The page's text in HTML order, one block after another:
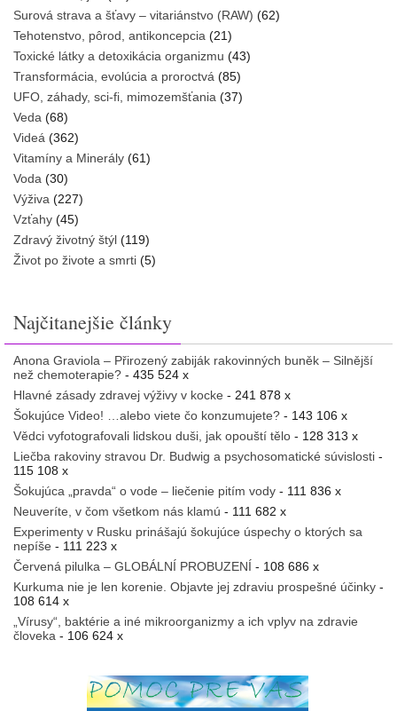
Surová strava a šťavy – vitariánstvo (RAW) (62)
Tehotenstvo, pôrod, antikoncepcia (21)
Toxické látky a detoxikácia organizmu (43)
Transformácia, evolúcia a proroctvá (85)
UFO, záhady, sci-fi, mimozemšťania (37)
Veda (68)
Videá (362)
Vitamíny a Minerály (61)
Voda (30)
Výživa (227)
Vzťahy (45)
Zdravý životný štýl (119)
Život po živote a smrti (5)
Najčitanejšie články
Anona Graviola – Přirozený zabiják rakovinných buněk – Silnější
než chemoterapie? - 435 524 x
Hlavné zásady zdravej výživy v kocke - 241 878 x
Šokujúce Video! …alebo viete čo konzumujete? - 143 106 x
Vědci vyfotografovali lidskou duši, jak opouští tělo - 128 313 x
Liečba rakoviny stravou Dr. Budwig a psychosomatické súvislosti -
115 108 x
Šokujúca „pravda“ o vode – liečenie pitím vody - 111 836 x
Neuveríte, v čom všetkom nás klamú - 111 682 x
Experimenty v Rusku prinášajú šokujúce úspechy o ktorých sa
nepíše - 111 223 x
Červená pilulka – GLOBÁLNÍ PROBUZENÍ - 108 686 x
Kurkuma nie je len korenie. Objavte jej zdraviu prospešné účinky -
108 614 x
„Vírusy“, baktérie a iné mikroorganizmy a ich vplyv na zdravie
človeka - 106 624 x